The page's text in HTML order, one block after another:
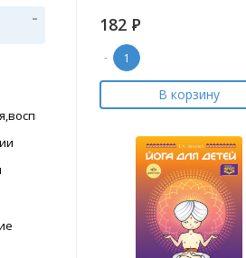
182 Р
-
В корзину